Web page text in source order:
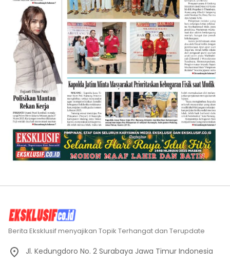
Berita Eksklusif menyajikan Topik Terhangat dan Terupdate
Jl. Kedungdoro No. 2 Surabaya Jawa Timur Indonesia